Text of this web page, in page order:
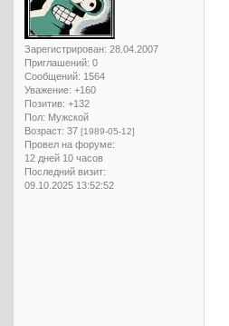
Зарегистрирован: 28.04.2007
Приглашений: 0
Сообщений: 1564
Уважение: +160
Позитив: +132
Пол: Мужской
Возраст: 37 [1989-05-12]
Провел на форуме:
12 дней 10 часов
Последний визит:
09.10.2025 13:52:52